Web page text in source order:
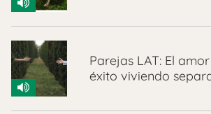
Parejas LAT: El
éxito viviendo